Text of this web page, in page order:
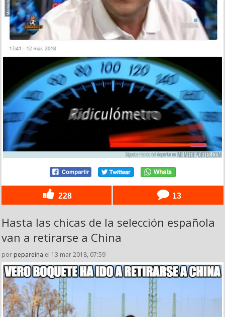
228 13
Hasta las chicas de la selección española
van a retirarse a China
por pepareina el 13 mar 2018, 07:59